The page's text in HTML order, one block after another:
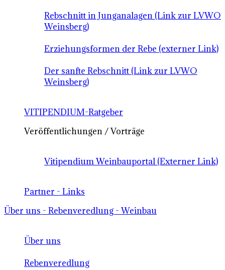
Rebschnitt in Junganalagen (Link zur LVWO
Weinsberg)
Erziehungsformen der Rebe (externer Link)
Der sanfte Rebschnitt (Link zur LVWO
Weinsberg)
VITIPENDIUM-Ratgeber
Veröffentlichungen / Vorträge
Vitipendium Weinbauportal (Externer Link)
Partner - Links
Über uns - Rebenveredlung - Weinbau
Über uns
Rebenveredlung